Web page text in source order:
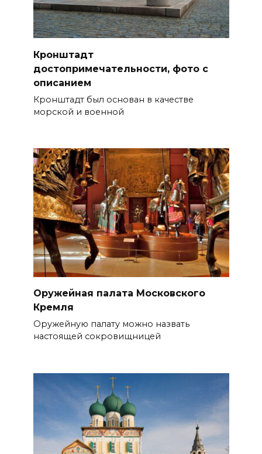
Кронштадт
достопримечательности, фото с
описанием
Кронштадт был основан в качестве
морской и военной
Оружейная палата Московского
Кремля
Оружейную палату можно назвать
настоящей сокровищницей